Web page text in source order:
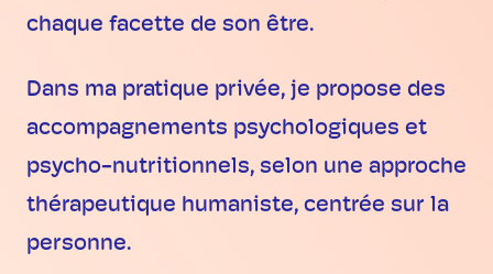
chaque facette de son être.
Dans ma pratique privée, je propose des
accompagnements psychologiques et
psycho-nutritionnels, selon une approche
thérapeutique humaniste, centrée sur la
personne.